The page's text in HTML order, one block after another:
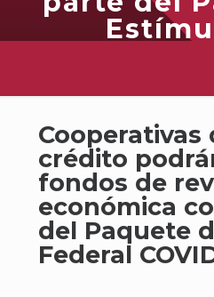
Cooperativas
crédito
fondos de
económica
del Paquete
Federal